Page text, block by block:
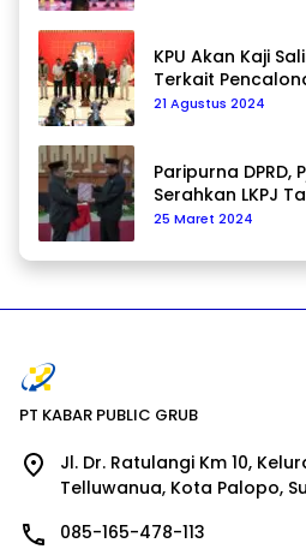
KPU Akan Kaji
Terkait
21 Agustus 2024
Paripurna DPRD,
Serahkan LKPJ
25 Maret 2024
PT KABAR PUBLIC GRUB
Jl. Dr. Ratulangi Km 10,
Telluwanua, Kota Palopo,
085-165-478-113